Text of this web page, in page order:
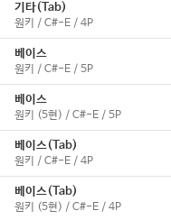
기타(Tab)
원키 / C#-E / 4P
베이스
원키 / C#-E / 5P
베이스
원키 (5현) / C#-E / 5P
베이스(Tab)
원키 / C#-E / 4P
베이스(Tab)
원키 (5현) / C#-E / 4P